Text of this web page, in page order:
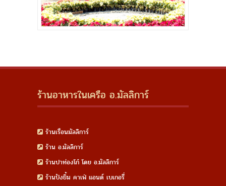
ร้านอาหารในเครือ อ.มัลลิการ์
ร้านเรือนมัลลิการ์
ร้าน อ.มัลลิการ์
ร้านปาท่องโก๋ โดย อ.มัลลิการ์
ร้านปังยิ้ม คาเฟ่ แอนด์ เบเกอรี่